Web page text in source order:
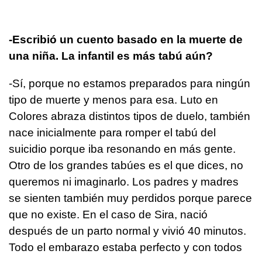
-Escribió un cuento basado en la muerte de
una niña. La infantil es más tabú aún?
-Sí, porque no estamos preparados para ningún
tipo de muerte y menos para esa. Luto en
Colores abraza distintos tipos de duelo, también
nace inicialmente para romper el tabú del
suicidio porque iba resonando en más gente.
Otro de los grandes tabúes es el que dices, no
queremos ni imaginarlo. Los padres y madres
se sienten también muy perdidos porque parece
que no existe. En el caso de Sira, nació
después de un parto normal y vivió 40 minutos.
Todo el embarazo estaba perfecto y con todos